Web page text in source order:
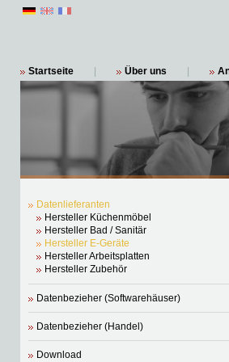
Startseite Über uns
Datenlieferanten
Hersteller Küchenmöbel
Hersteller Bad / Sanitär
Hersteller E-Geräte
Hersteller Arbeitsplatten
Hersteller Zubehör
Datenbezieher (Softwarehäuser)
Datenbezieher (Handel)
Download